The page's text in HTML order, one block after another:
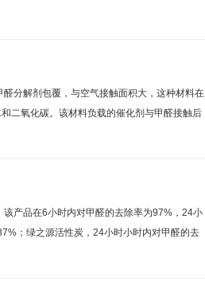
分解剂包覆，与空气接触面积大，这种材料在
二氧化碳。该材料负载的催化剂与甲醛接触后
产品在6小时内对甲醛的去除率为97%，24小
；绿之源活性炭，24小时小时内对甲醛的去